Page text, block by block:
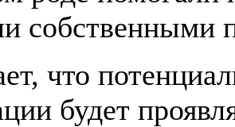
собственными
что
будет